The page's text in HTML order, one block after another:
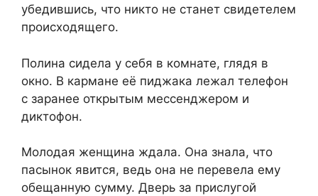
убедившись, что никто не станет свидетелем
происходящего.
Полина сидела у себя в комнате, глядя в
окно. В кармане её пиджака лежал телефон
с заранее открытым мессенджером и
диктофон.
Молодая женщина ждала. Она знала, что
пасынок явится, ведь она не перевела ему
обещанную сумму. Дверь за прислугой